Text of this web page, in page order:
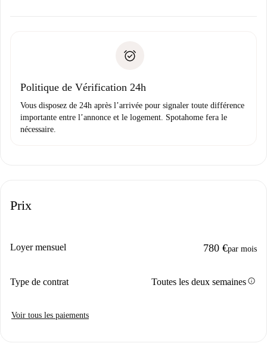
Justificatif de solvabilité
uniquement si aucun problème n'est signalé.
Politique de Vérification 24h
Vous disposez de 24h après l’arrivée pour signaler toute différence
importante entre l’annonce et le logement. Spotahome fera le
nécessaire.
Prix
Loyer mensuel 780 €par mois
Type de contrat Toutes les deux semainesinfo
Voir tous les paiements